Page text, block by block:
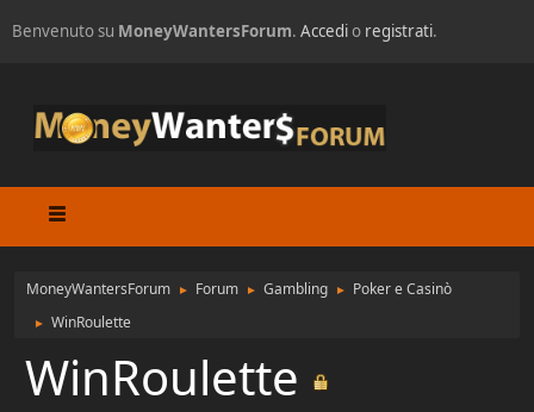
Benvenuto su MoneyWantersForum. Accedio registrati.
MoneyWantersForum ► Forum ► Gambling ► Poker e Casinò
► WinRoulette
WinRoulette